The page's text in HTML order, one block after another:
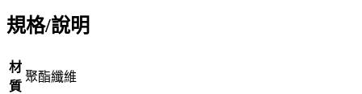
規格/說明
材
質
聚酯纖維